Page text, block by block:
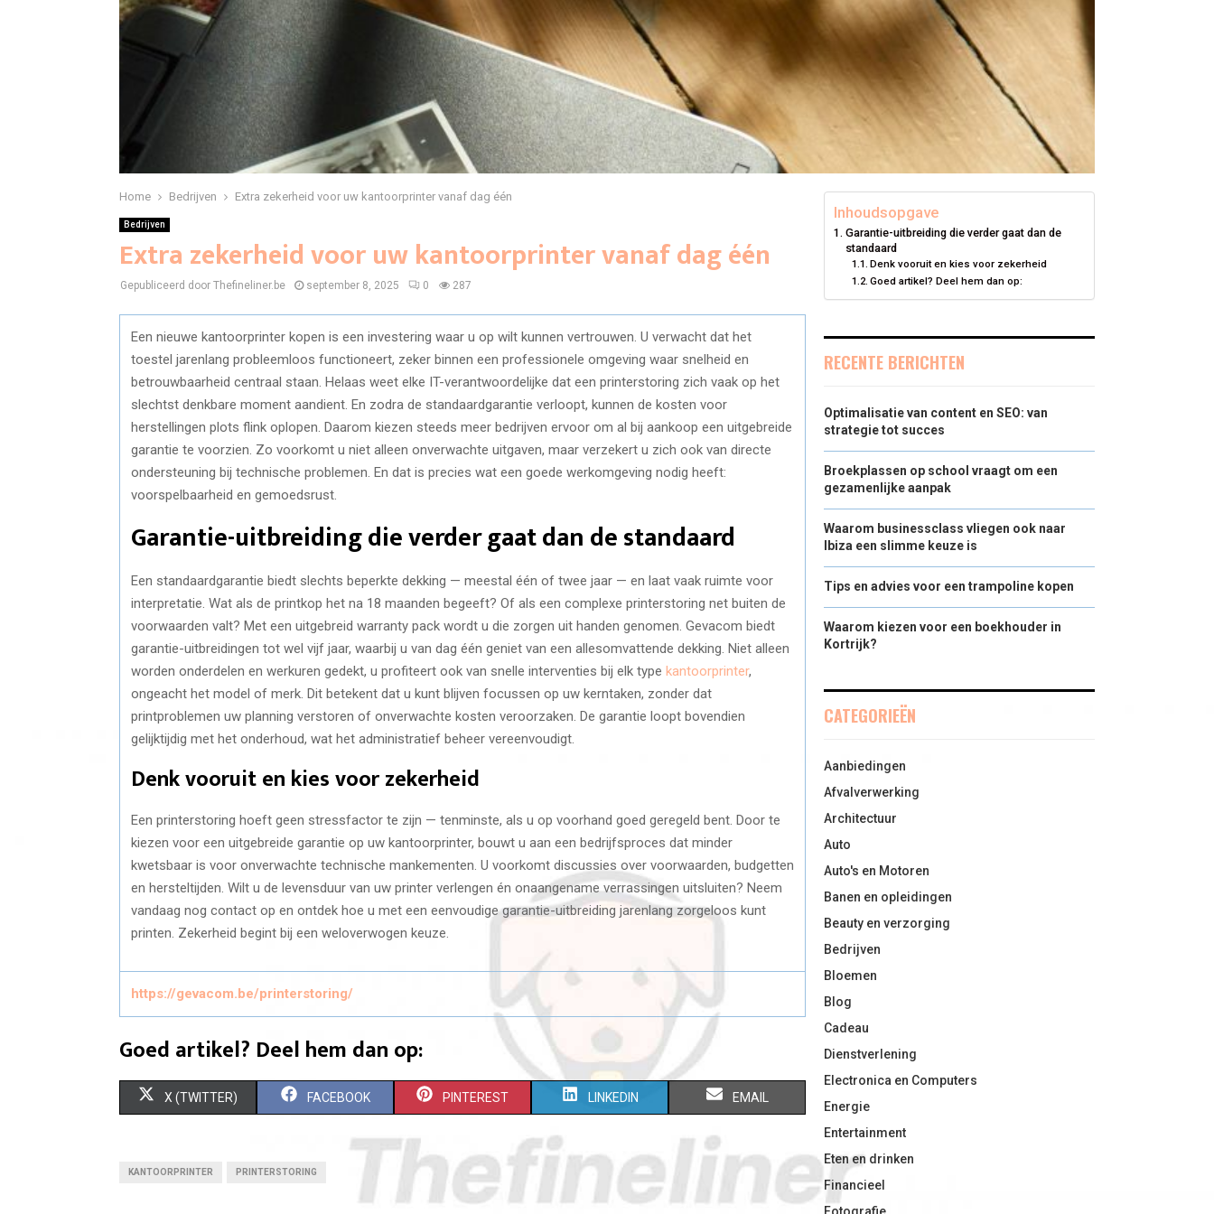
Home Bedrijven Extra zekerheid voor uw kantoorprinter vanaf dag één
Bedrijven
Extra zekerheid voor uw kantoorprinter vanaf dag één
Gepubliceerd door Thefineliner.be september 8, 2025 0 287
Een nieuwe kantoorprinter kopen is een investering waar u op wilt kunnen vertrouwen. U verwacht dat het
toestel jarenlang probleemloos functioneert, zeker binnen een professionele omgeving waar snelheid en
betrouwbaarheid centraal staan. Helaas weet elke IT-verantwoordelijke dat een printerstoring zich vaak op het
slechtst denkbare moment aandient. En zodra de standaardgarantie verloopt, kunnen de kosten voor
herstellingen plots flink oplopen. Daarom kiezen steeds meer bedrijven ervoor om al bij aankoop een uitgebreide
garantie te voorzien. Zo voorkomt u niet alleen onverwachte uitgaven, maar verzekert u zich ook van directe
ondersteuning bij technische problemen. En dat is precies wat een goede werkomgeving nodig heeft:
voorspelbaarheid en gemoedsrust.
Garantie-uitbreiding die verder gaat dan de standaard
Een standaardgarantie biedt slechts beperkte dekking — meestal één of twee jaar — en laat vaak ruimte voor
interpretatie. Wat als de printkop het na 18 maanden begeeft? Of als een complexe printerstoring net buiten de
voorwaarden valt? Met een uitgebreid warranty pack wordt u die zorgen uit handen genomen. Gevacom biedt
garantie-uitbreidingen tot wel vijf jaar, waarbij u van dag één geniet van een allesomvattende dekking. Niet alleen
worden onderdelen en werkuren gedekt, u profiteert ook van snelle interventies bij elk type kantoorprinter,
ongeacht het model of merk. Dit betekent dat u kunt blijven focussen op uw kerntaken, zonder dat
printproblemen uw planning verstoren of onverwachte kosten veroorzaken. De garantie loopt bovendien
gelijktijdig met het onderhoud, wat het administratief beheer vereenvoudigt.
Denk vooruit en kies voor zekerheid
Een printerstoring hoeft geen stressfactor te zijn — tenminste, als u op voorhand goed geregeld bent. Door te
kiezen voor een uitgebreide garantie op uw kantoorprinter, bouwt u aan een bedrijfsproces dat minder
kwetsbaar is voor onverwachte technische mankementen. U voorkomt discussies over voorwaarden, budgetten
en hersteltijden. Wilt u de levensduur van uw printer verlengen én onaangename verrassingen uitsluiten? Neem
vandaag nog contact op en ontdek hoe u met een eenvoudige garantie-uitbreiding jarenlang zorgeloos kunt
printen. Zekerheid begint bij een weloverwogen keuze.
https://gevacom.be/printerstoring/
Goed artikel? Deel hem dan op:
S
X (TWITTER) S
FACEBOOK S
A
PINTEREST S
A
LINKEDIN S
EMAIL
KANTOORPRINTER PRINTERSTORING
Inhoudsopgave
Garantie-uitbreiding die verder gaat dan de
standaard
Denk vooruit en kies voor zekerheid
Goed artikel? Deel hem dan op:
RECENTE BERICHTEN
Optimalisatie van content en SEO: van
strategie tot succes
Broekplassen op school vraagt om een
gezamenlijke aanpak
Waarom businessclass vliegen ook naar
Ibiza een slimme keuze is
Tips en advies voor een trampoline kopen
Waarom kiezen voor een boekhouder in
Kortrijk?
CATEGORIEËN
Aanbiedingen
Afvalverwerking
Architectuur
Auto
Auto's en Motoren
Banen en opleidingen
Beauty en verzorging
Bedrijven
Bloemen
Blog
Cadeau
Dienstverlening
Electronica en Computers
Energie
Entertainment
Eten en drinken
Financieel